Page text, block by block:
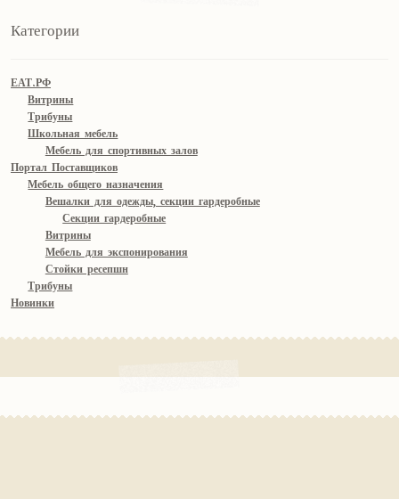
Категории
ЕАТ.РФ
Витрины
Трибуны
Школьная мебель
Мебель для спортивных залов
Портал Поставщиков
Мебель общего назначения
Вешалки для одежды, секции гардеробные
Секции гардеробные
Витрины
Мебель для экспонирования
Стойки ресепшн
Трибуны
Новинки